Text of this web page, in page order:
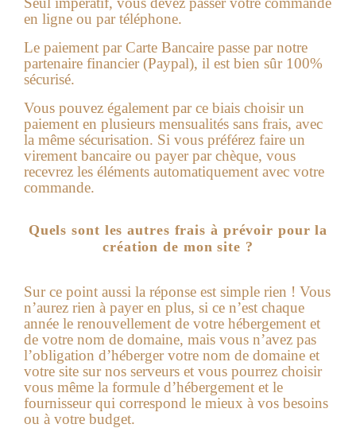
en ligne ou par téléphone.
Le paiement par Carte Bancaire passe par notre
partenaire financier (Paypal), il est bien sûr 100%
sécurisé.
Vous pouvez également par ce biais choisir un
paiement en plusieurs mensualités sans frais, avec
la même sécurisation. Si vous préférez faire un
virement bancaire ou payer par chèque, vous
recevrez les éléments automatiquement avec votre
commande.
Quels sont les autres frais à prévoir pour la
création de mon site ?
Sur ce point aussi la réponse est simple rien ! Vous
n’aurez rien à payer en plus, si ce n’est chaque
année le renouvellement de votre hébergement et
de votre nom de domaine, mais vous n’avez pas
l’obligation d’héberger votre nom de domaine et
votre site sur nos serveurs et vous pourrez choisir
vous même la formule d’hébergement et le
fournisseur qui correspond le mieux à vos besoins
ou à votre budget.